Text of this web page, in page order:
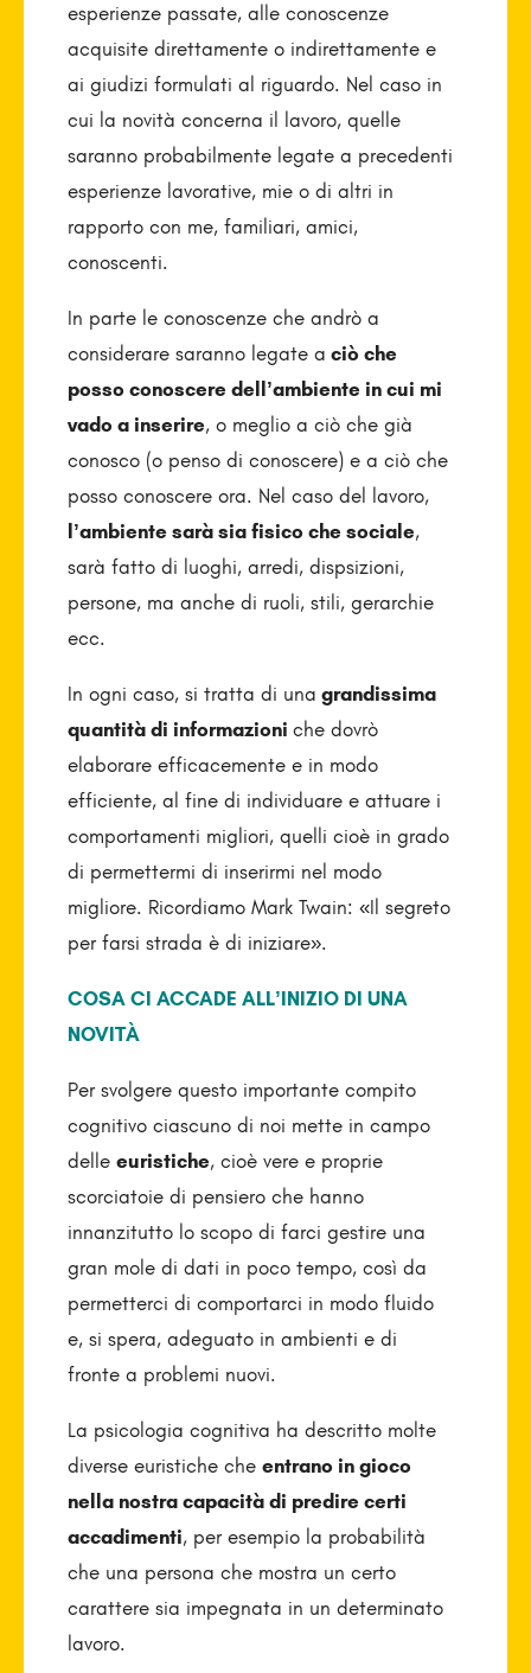
esperienze passate, alle conoscenze
acquisite direttamente o indirettamente e
ai giudizi formulati al riguardo. Nel caso in
cui la novità concerna il lavoro, quelle
saranno probabilmente legate a precedenti
esperienze lavorative, mie o di altri in
rapporto con me, familiari, amici,
conoscenti.
In parte le conoscenze che andrò a
considerare saranno legate a ciò che
posso conoscere dell’ambiente in cui mi
vado a inserire, o meglio a ciò che già
conosco (o penso di conoscere) e a ciò che
posso conoscere ora. Nel caso del lavoro,
l’ambiente sarà sia fisico che sociale,
sarà fatto di luoghi, arredi, dispsizioni,
persone, ma anche di ruoli, stili, gerarchie
ecc.
In ogni caso, si tratta di una grandissima
quantità di informazioni che dovrò
elaborare efficacemente e in modo
efficiente, al fine di individuare e attuare i
comportamenti migliori, quelli cioè in grado
di permettermi di inserirmi nel modo
migliore. Ricordiamo Mark Twain: «Il segreto
per farsi strada è di iniziare».
COSA CI ACCADE ALL’INIZIO DI UNA
NOVITÀ
Per svolgere questo importante compito
cognitivo ciascuno di noi mette in campo
delle euristiche, cioè vere e proprie
scorciatoie di pensiero che hanno
innanzitutto lo scopo di farci gestire una
gran mole di dati in poco tempo, così da
permetterci di comportarci in modo fluido
e, si spera, adeguato in ambienti e di
fronte a problemi nuovi.
La psicologia cognitiva ha descritto molte
diverse euristiche che entrano in gioco
nella nostra capacità di predire certi
accadimenti, per esempio la probabilità
che una persona che mostra un certo
carattere sia impegnata in un determinato
lavoro.